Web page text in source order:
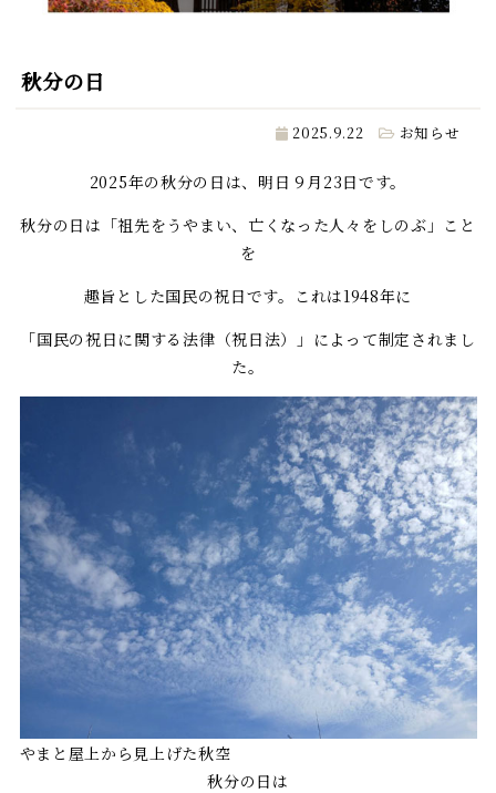
秋分の日
2025.9.22 お知らせ
2025年の秋分の日は、明日９月23日です。
秋分の日は「祖先をうやまい、亡くなった人々をしのぶ」こと
を
趣旨とした国民の祝日です。これは1948年に
「国民の祝日に関する法律（祝日法）」によって制定されまし
た。
やまと屋上から見上げた秋空
秋分の日は